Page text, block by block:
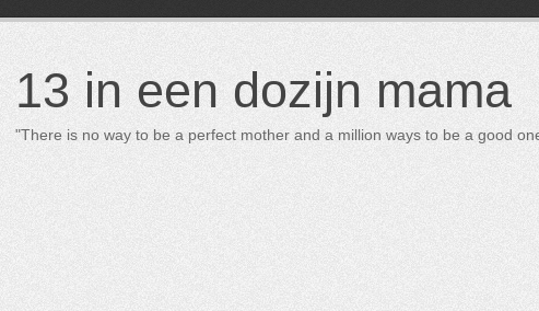
13 in een dozijn mama
"There is no way to be a perfect mother and a million ways to be a good